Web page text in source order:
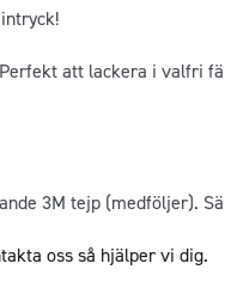
att lackera i valfri
3M tejp (medföljer).
oss så hjälper vi dig.